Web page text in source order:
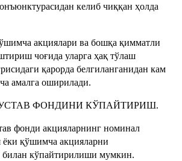
келиб чиққан ҳолда
акциялари ва бошқа қимматли
чоғида уларга ҳақ тўлаш
қарорда белгиланганидан кам
амалга оширилади.
ФОНДИНИ КЎПАЙТИРИШ.
фонди акцияларнинг номинал
қўшимча акцияларни
кўпайтирилиши мумкин.